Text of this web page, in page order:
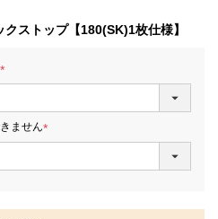
日指定が出来ない場合がございます。
色を再現するよう心がけております
誤差がでる場合がございますのでご了
ストップ【180(SK)1枚仕様】
(
) ません
(